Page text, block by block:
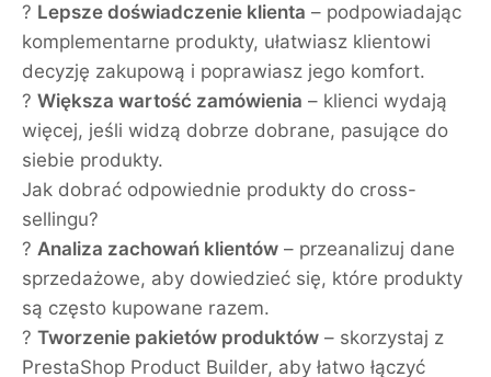
? Lepsze doświadczenie klienta – podpowiadając
komplementarne produkty, ułatwiasz klientowi
decyzję zakupową i poprawiasz jego komfort.
? Większa wartość zamówienia – klienci wydają
więcej, jeśli widzą dobrze dobrane, pasujące do
siebie produkty.
Jak dobrać odpowiednie produkty do cross-
sellingu?
? Analiza zachowań klientów – przeanalizuj dane
sprzedażowe, aby dowiedzieć się, które produkty
są często kupowane razem.
? Tworzenie pakietów produktów – skorzystaj z
PrestaShop Product Builder, aby łatwo łączyć